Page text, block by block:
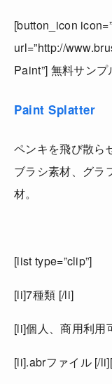
[button_icon
url=”http://
Paint”] 無料サン
Paint Splatter
ペンキを飛び散ら
ブラシ素材、グラ
材。
[list type=”clip”]
[li]7種類 [/li]
[li]個人、商用利用
[li].abrファイル [/